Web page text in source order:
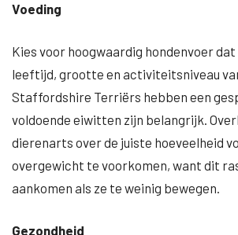
Voeding
Kies voor hoogwaardig hondenvoer
leeftijd, grootte en activiteitsniveau
Staffordshire Terriërs hebben een
voldoende eiwitten zijn belangrijk.
dierenarts over de juiste hoeveelheid
overgewicht te voorkomen, want dit
aankomen als ze te weinig bewegen.
Gezondheid